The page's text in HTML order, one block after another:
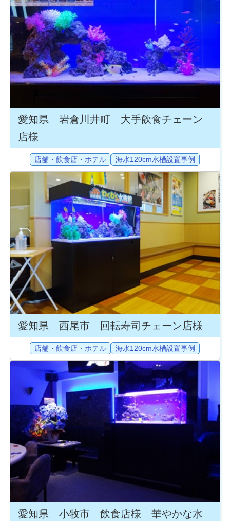
愛知県 岩倉川井町 大手飲食チェーン
店様
店舗・飲食店・ホテル 海水120cm水槽設置事例
愛知県 西尾市 回転寿司チェーン店様
店舗・飲食店・ホテル 海水120cm水槽設置事例
愛知県 小牧市 飲食店様 華やかな水